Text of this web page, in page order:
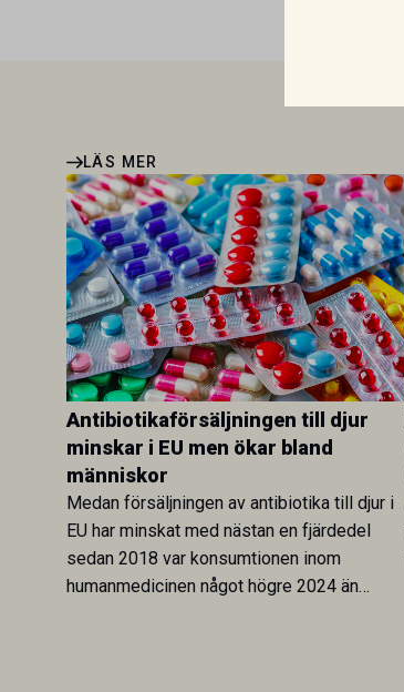
LÄS MER
Antibiotikaförsäljningen till djur
minskar i EU men ökar bland
människor
Medan försäljningen av antibiotika till djur i
EU har minskat med nästan en fjärdedel
sedan 2018 var konsumtionen inom
humanmedicinen något högre 2024 än